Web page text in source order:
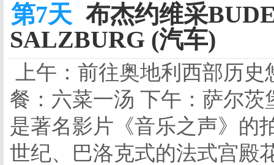
第7天 布杰约维采
SALZBURG (汽车)
上午：前往奥地利西部历
餐：六菜一汤 下午：萨尔
是著名影片《音乐之声》的
世纪、巴洛克式的法式宫